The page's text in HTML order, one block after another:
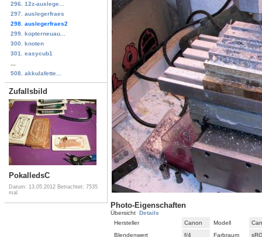
296. 12z-auslege...
297. auslegerfraes
298. auslegerfraes2
299. kopterneuau...
300. knoten
301. easycub1
508. akkulafette...
Zufallsbild
PokalledsC
Datum: 13.05.2012 Betrachtet: 7535
mal
Photo-Eigenschaften
Übersicht Details
Hersteller
Canon Modell
Blendenwert
f/4 Farbraum